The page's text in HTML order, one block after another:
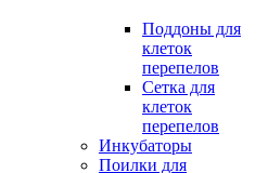
Поддоны для
клеток
перепелов
Сетка для
клеток
перепелов
Инкубаторы
Поилки для